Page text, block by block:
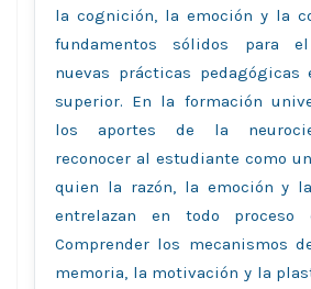
la cognición, la emoción y la
fundamentos sólidos para
nuevas prácticas pedagógicas
superior. En la formación
los aportes de la
reconocer al estudiante como
quien la razón, la emoción y
entrelazan en todo proceso
Comprender los mecanismos
memoria, la motivación y la